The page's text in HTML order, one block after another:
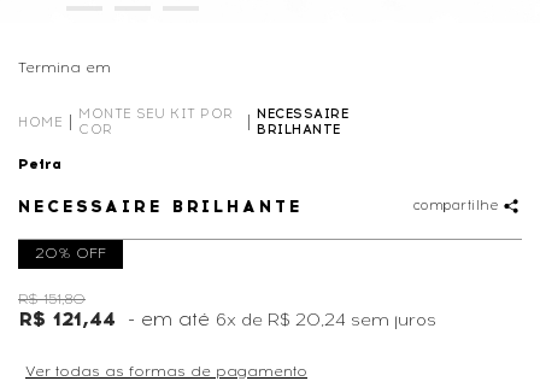
Termina em
HOME
MONTE SEU KIT POR
COR
NECESSAIRE
BRILHANTE
Petra
NECESSAIRE BRILHANTE compartilhe
20% OFF
R$ 151,80
R$ 121,44 6x de R$ 20,24 sem juros
Ver todas as formas de pagamento